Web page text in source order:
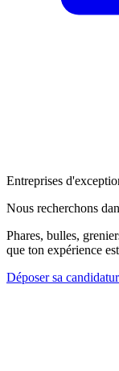
Entreprises
Nous recherchons
Phares, bulles,
que ton expérience
Déposer sa